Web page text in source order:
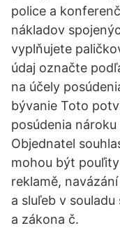
police a
nákladov
vyplňujete
údaj označte
na účely
bývanie Toto
posúdenia
Objednatel
mohou být
reklamě,
a sluľeb v
a zákona č.